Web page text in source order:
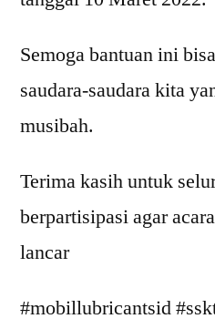
Semoga bantuan ini
saudara-saudara kita
musibah.
Terima kasih untuk
berpartisipasi agar
lancar
#mobillubricantsid